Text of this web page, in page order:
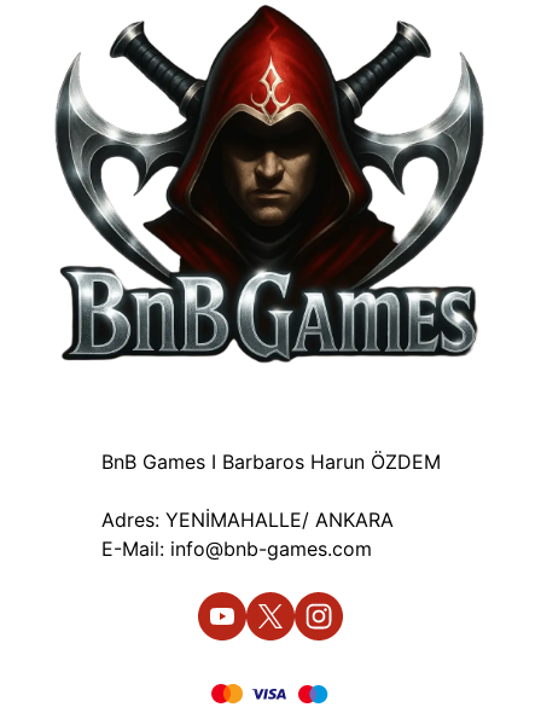
BnB Games I Barbaros Harun ÖZDEM
Adres: YENİMAHALLE/ ANKARA
E-Mail: info@bnb-games.com